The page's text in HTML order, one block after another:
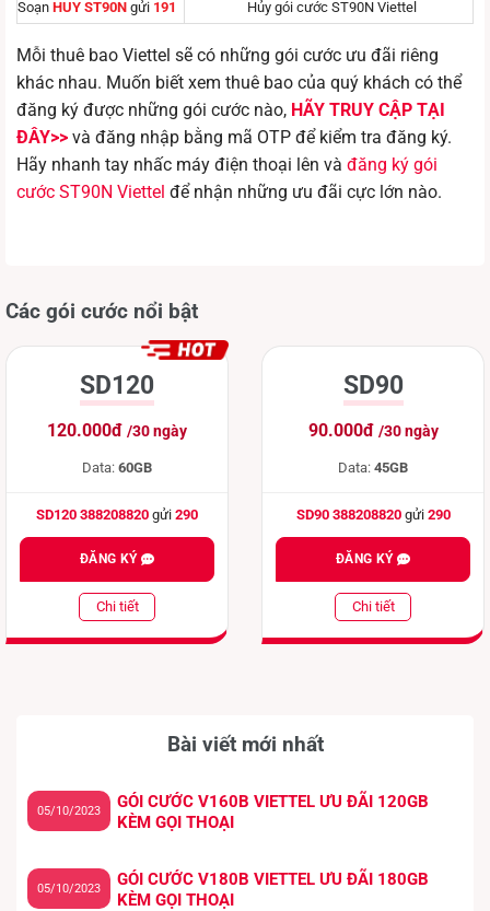
SoạnHUY ST90N gửi 191 Hủy gói cước ST90N Viettel
Mỗi thuê bao Viettel sẽ có những gói cước ưu đãi riêng
khác nhau. Muốn biết xem thuê bao của quý khách có thể
đăng ký được những gói cước nào, HÃY TRUY CẬP TẠI
ĐÂY>> và đăng nhập bằng mã OTP để kiểm tra đăng ký.
Hãy nhanh tay nhấc máy điện thoại lên và đăng ký gói
cước ST90N Viettel để nhận những ưu đãi cực lớn nào.
Các gói cước nổi bật
SD120
120.000đ /30 ngày
Data: 60GB
SD120 388208820 gửi 290
ĐĂNG KÝ
Chi tiết
SD90
90.000đ /30 ngày
Data: 45GB
SD90 388208820gửi 290
ĐĂNG KÝ
Chi tiết
Bài viết mới nhất
GÓI CƯỚC V160B VIETTEL ƯU ĐÃI 120GB
KÈM GỌI THOẠI
05/10/2023
GÓI CƯỚC V180B VIETTEL ƯU ĐÃI 180GB
KÈM GỌI THOẠI
05/10/2023